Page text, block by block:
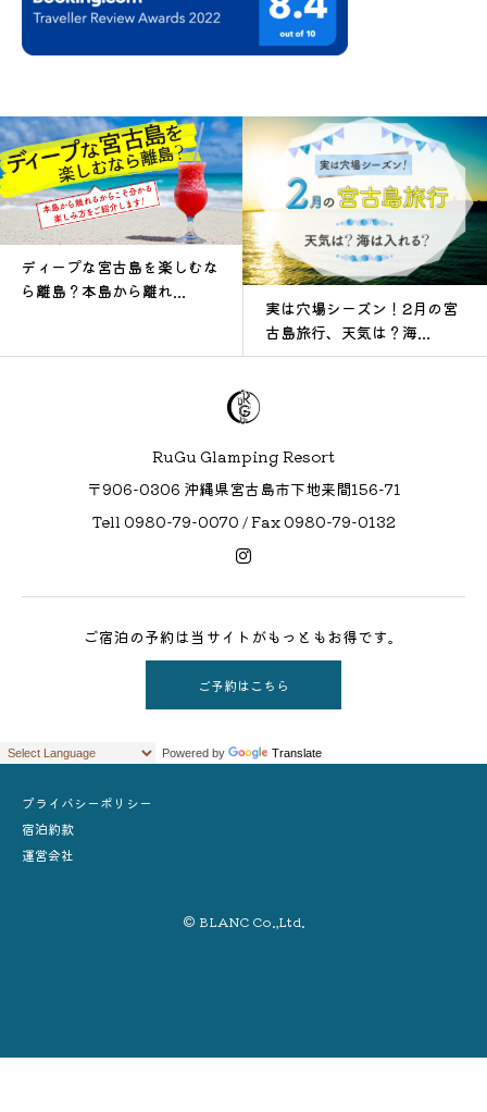
ディープな宮古島を楽しむな
ら離島？本島から離れ...
実は穴場シーズン！2月の宮
古島旅行、天気は？海...
RuGu Glamping Resort
〒906-0306 沖縄県宮古島市下地来間156−71
Tell 0980-79-0070 / Fax 0980-79-0132
ご宿泊の予約は当サイトがもっともお得です。
ご予約はこちら
Powered by Translate
プライバシーポリシー
宿泊約款
運営会社
© BLANC Co.,Ltd.